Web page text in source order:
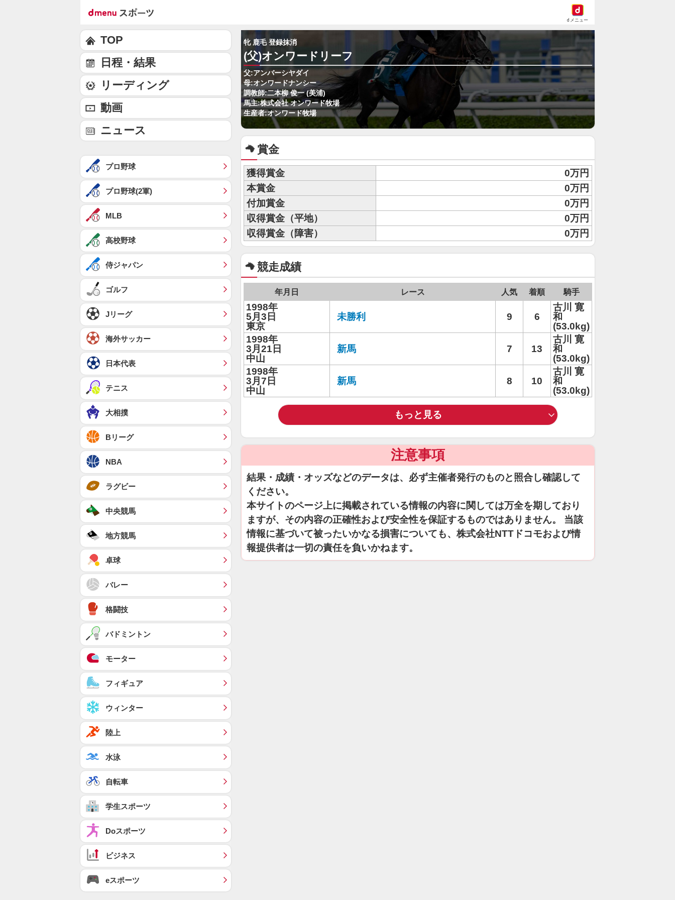
dメニュー
牝 鹿毛 登録抹消
(父)オンワードリーフ
父:アンバーシヤダイ
母:オンワードナンシー
調教師:二本柳 俊一 (美浦)
馬主:株式会社 オンワード牧場
生産者:オンワード牧場
賞金
獲得賞金
0万円
本賞金
0万円
付加賞金
0万円
収得賞金（平地）
0万円
収得賞金（障害）
0万円
競走成績
年月日 レース 人気 着順 騎手
1998年
5月3日
東京
未勝利 9 6
古川 寛
和
(53.0kg)
1998年
3月21日
中山
新馬 7 13
古川 寛
和
(53.0kg)
1998年
3月7日
中山
新馬 8 10
古川 寛
和
(53.0kg)
もっと見る
注意事項
結果・成績・オッズなどのデータは、必ず主催者発行のものと照合し確認して
ください。
本サイトのページ上に掲載されている情報の内容に関しては万全を期しており
ますが、その内容の正確性および安全性を保証するものではありません。 当該
情報に基づいて被ったいかなる損害についても、株式会社NTTドコモおよび情
報提供者は一切の責任を負いかねます。
TOP
日程・結果
リーディング
動画
ニュース
プロ野球
プロ野球(2軍)
MLB
高校野球
侍ジャパン
ゴルフ
Jリーグ
海外サッカー
日本代表
テニス
大相撲
Bリーグ
NBA
ラグビー
中央競馬
地方競馬
卓球
バレー
格闘技
バドミントン
モーター
フィギュア
ウィンター
陸上
水泳
自転車
学生スポーツ
Doスポーツ
ビジネス
eスポーツ